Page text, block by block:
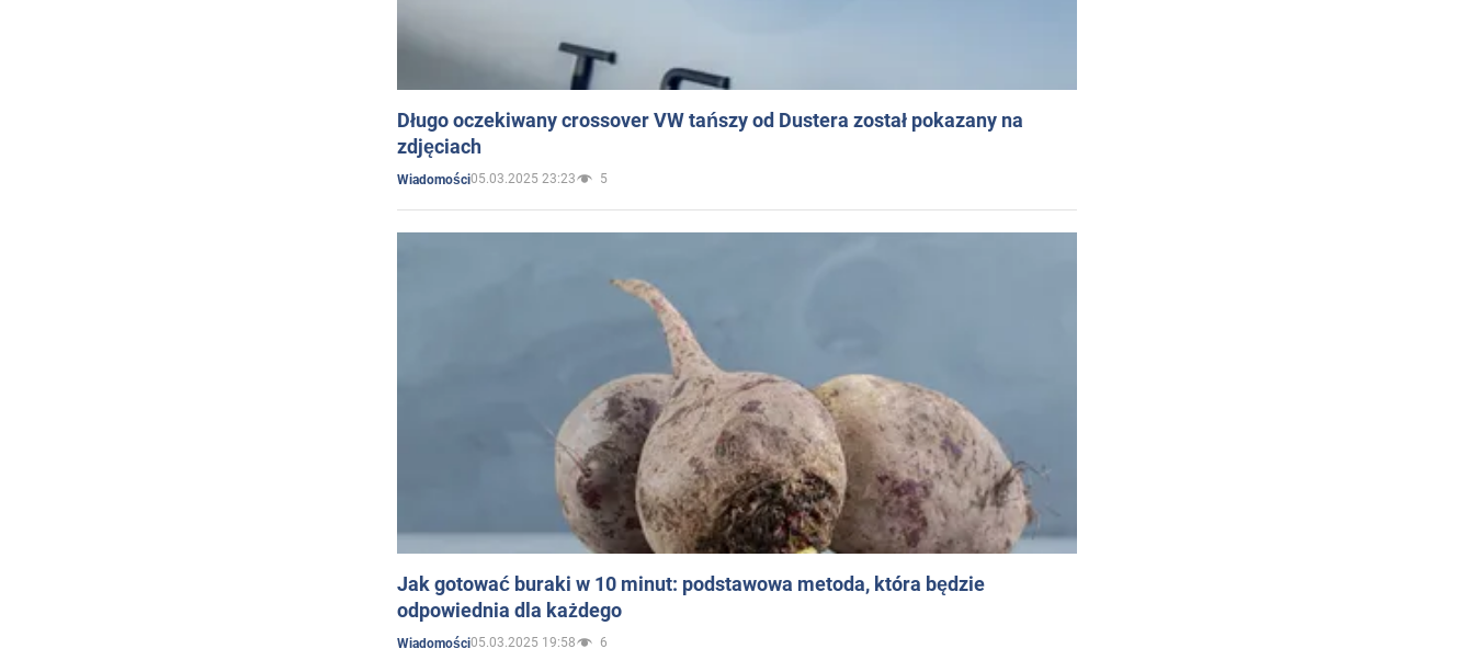
Długo oczekiwany crossover VW tańszy od Dustera został pokazany na
zdjęciach
Wiadomości05.03.2025 23:23 5
Jak gotować buraki w 10 minut: podstawowa metoda, która będzie
odpowiednia dla każdego
Wiadomości05.03.2025 19:58 6